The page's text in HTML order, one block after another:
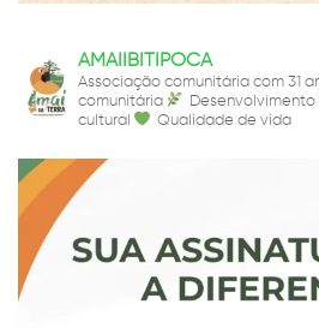
AMAIIBITIPOCA
Associação comunitária com 31
comunitária
cultural
Qualidade de vida